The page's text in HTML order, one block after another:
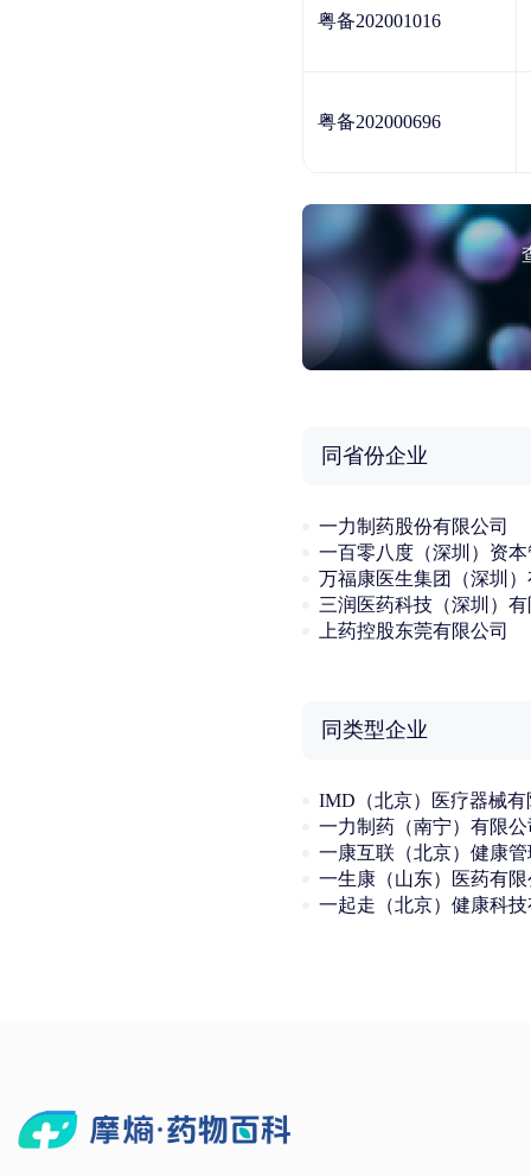
粤备202001016
粤备202000696
同省份企业
一力制药股份有限公司
上药控股东莞有限公司
同类型企业
一力制药（南宁）有限公
一生康（山东）医药有